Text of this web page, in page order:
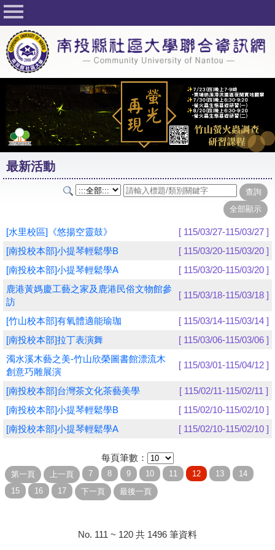
回首頁
關於社大
公佈欄
行事曆
最新活動
活動花絮
課程一覽表
志工與社團
友站連結
網路選課
學員專區
教師專區
評委專區
校務行政
最新活動
[水里校區]《悠揚空靈鼓》
[ 115/03/27-115/03/27 ]
[南投校本部]小提琴輕鬆學B
[ 115/03/20-115/03/20 ]
[南投校本部]小提琴輕鬆學A
[ 115/03/20-115/03/20 ]
鹿港黃媽慶工藝之家及鹿港民俗文物館參
訪
[ 115/03/18-115/03/18 ]
[竹山校本部]有氧體適能瑜珈
[ 115/03/14-115/03/14 ]
[南投校本部]拉丁表演舞
[ 115/03/06-115/03/06 ]
濁水溪木藝之美-竹山欣榮圖書館漂流木
創意巧雕展演
[ 115/03/01-115/04/12 ]
[南投校本部]台灣茶文化茶藝美學
[ 115/02/11-115/02/11 ]
[南投校本部]小提琴輕鬆學B
[ 115/02/10-115/02/10 ]
[南投校本部]小提琴輕鬆學A
[ 115/02/10-115/02/10 ]
每頁筆數：
No. 111 ~ 120 共 1496 筆資料